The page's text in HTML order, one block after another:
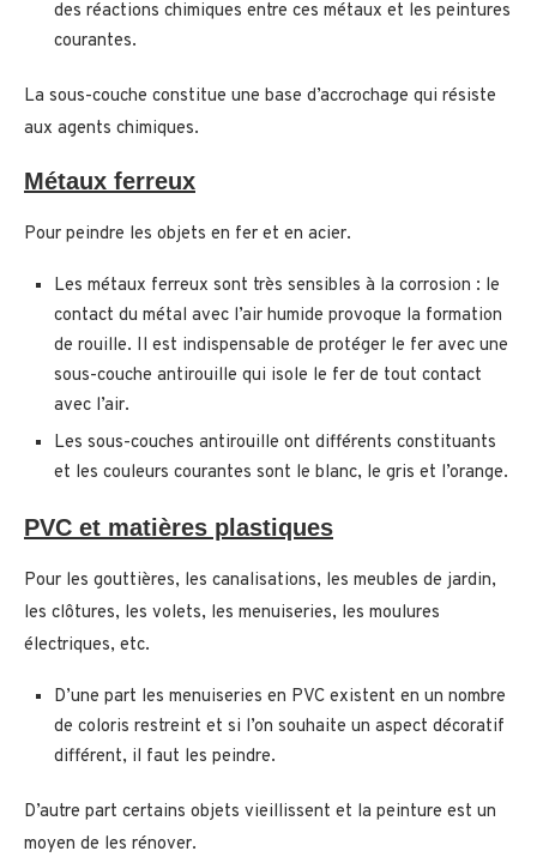
des réactions chimiques entre ces métaux et les peintures
courantes.
La sous-couche constitue une base d’accrochage qui résiste
aux agents chimiques.
Métaux ferreux
Pour peindre les objets en fer et en acier.
Les métaux ferreux sont très sensibles à la corrosion : le
contact du métal avec l’air humide provoque la formation
de rouille. Il est indispensable de protéger le fer avec une
sous-couche antirouille qui isole le fer de tout contact
avec l’air.
Les sous-couches antirouille ont différents constituants
et les couleurs courantes sont le blanc, le gris et l’orange.
PVC et matières plastiques
Pour les gouttières, les canalisations, les meubles de jardin,
les clôtures, les volets, les menuiseries, les moulures
électriques, etc.
D’une part les menuiseries en PVC existent en un nombre
de coloris restreint et si l’on souhaite un aspect décoratif
différent, il faut les peindre.
D’autre part certains objets vieillissent et la peinture est un
moyen de les rénover.